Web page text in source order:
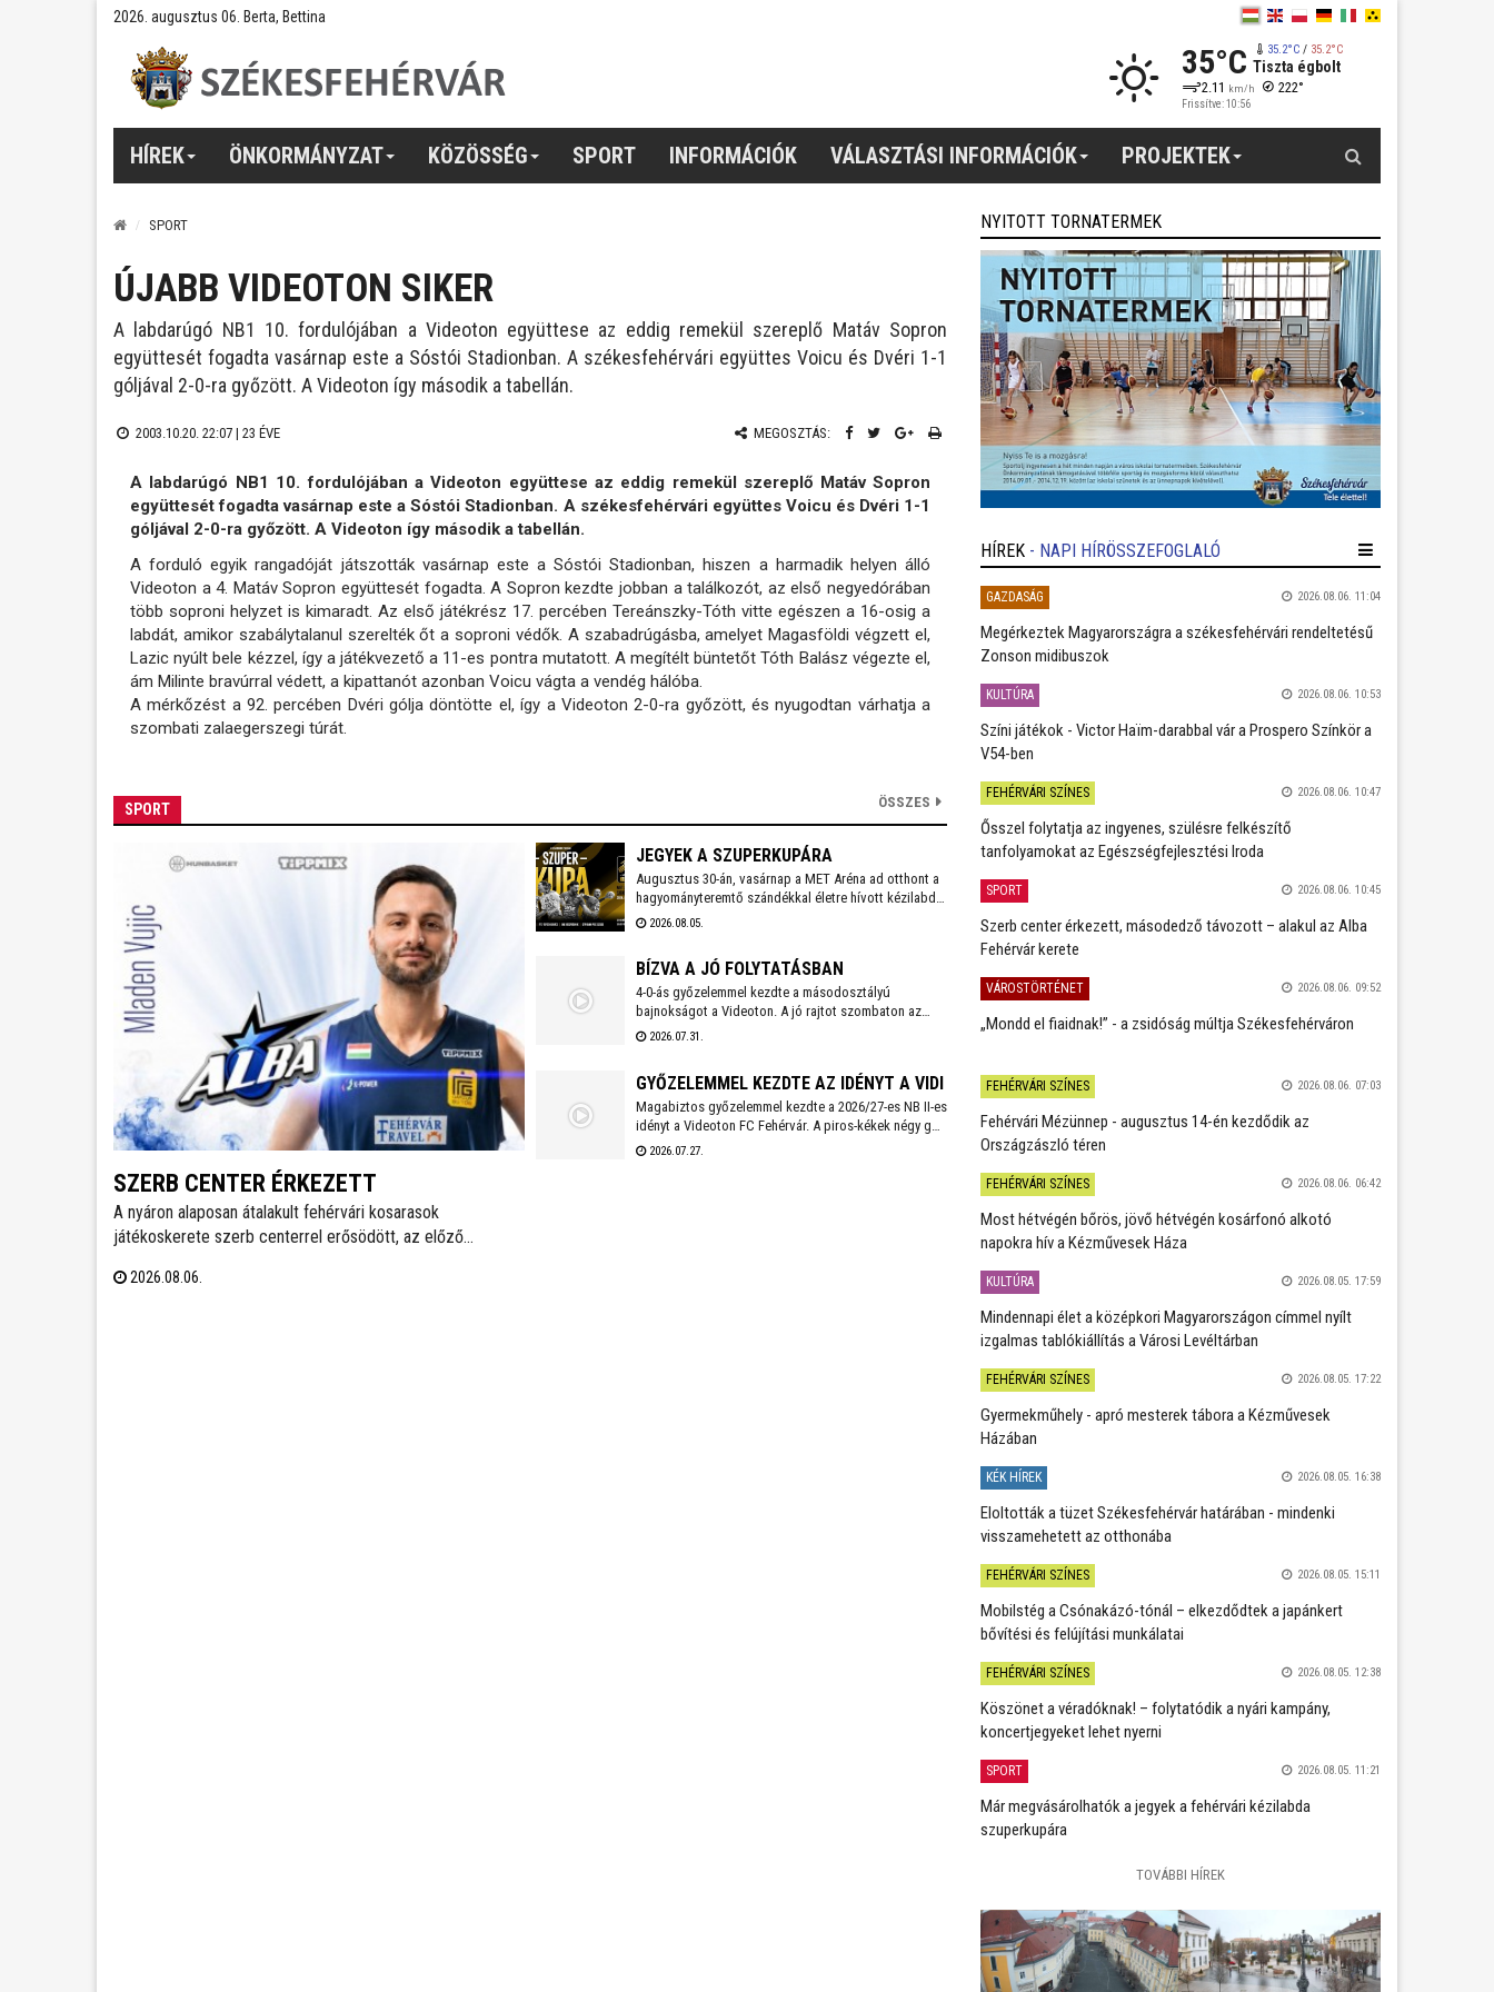
2026. augusztus 06. Berta, Bettina
35°C 35.2°C/ 35.2°C
Tiszta égbolt
2.11 km/h 222°
Frissítve: 10:56
HÍREK ÖNKORMÁNYZAT KÖZÖSSÉG SPORT INFORMÁCIÓK VÁLASZTÁSI INFORMÁCIÓK PROJEKTEK
SPORT
ÚJABB VIDEOTON SIKER
A labdarúgó NB1 10. fordulójában a Videoton együttese az eddig remekül szereplő Matáv Sopron
együttesét fogadta vasárnap este a Sóstói Stadionban. A székesfehérvári együttes Voicu és Dvéri 1-1
góljával 2-0-ra győzött. A Videoton így második a tabellán.
2003.10.20. 22:07 | 23 ÉVE MEGOSZTÁS:
A labdarúgó NB1 10. fordulójában a Videoton együttese az eddig remekül szereplő Matáv Sopron
együttesét fogadta vasárnap este a Sóstói Stadionban. A székesfehérvári együttes Voicu és Dvéri 1-1
góljával 2-0-ra győzött. A Videoton így második a tabellán.
A forduló egyik rangadóját játszották vasárnap este a Sóstói Stadionban, hiszen a harmadik helyen álló
Videoton a 4. Matáv Sopron együttesét fogadta. A Sopron kezdte jobban a találkozót, az első negyedórában
több soproni helyzet is kimaradt. Az első játékrész 17. percében Tereánszky-Tóth vitte egészen a 16-osig a
labdát, amikor szabálytalanul szerelték őt a soproni védők. A szabadrúgásba, amelyet Magasföldi végzett el,
Lazic nyúlt bele kézzel, így a játékvezető a 11-es pontra mutatott. A megítélt büntetőt Tóth Balász végezte el,
ám Milinte bravúrral védett, a kipattanót azonban Voicu vágta a vendég hálóba.
A mérkőzést a 92. percében Dvéri gólja döntötte el, így a Videoton 2-0-ra győzött, és nyugodtan várhatja a
szombati zalaegerszegi túrát.
SPORT ÖSSZES
SZERB CENTER ÉRKEZETT
A nyáron alaposan átalakult fehérvári kosarasok
játékoskerete szerb centerrel erősödött, az előző
Vujics érkezik a királyok városába. A klub egy év után
2026.08.06.
JEGYEK A SZUPERKUPÁRA
Augusztus 30-án, vasárnap a MET Aréna ad otthont a
hagyományteremtő szándékkal életre hívott kézilabda
szuperkupának. A hölgyeknél a Győri Audi ETO és a
felvonultató kézilabdaünnepre jegyek már kaphatók!
2026.08.05.
BÍZVA A JÓ FOLYTATÁSBAN
4-0-ás győzelemmel kezdte a másodosztályú
bajnokságot a Videoton. A jó rajtot szombaton az
első idegenbeli mérkőzés követi, a tavaly még NB I-es
2026.07.31.
GYŐZELEMMEL KEZDTE AZ IDÉNYT A VIDI
Magabiztos győzelemmel kezdte a 2026/27-es NB II-es
idényt a Videoton FC Fehérvár. A piros-kékek négy gólt
szerezve, kapott találat nélkül múlták felül a tavalyi
2026.07.27.
NYITOTT TORNATERMEK
HÍREK - NAPI HÍRÖSSZEFOGLALÓ
GAZDASÁG 2026.08.06. 11:04
Megérkeztek Magyarországra a székesfehérvári rendeltetésű
Zonson midibuszok
KULTÚRA 2026.08.06. 10:53
Színi játékok - Victor Haïm-darabbal vár a Prospero Színkör a
V54-ben
FEHÉRVÁRI SZÍNES 2026.08.06. 10:47
Ősszel folytatja az ingyenes, szülésre felkészítő
tanfolyamokat az Egészségfejlesztési Iroda
SPORT 2026.08.06. 10:45
Szerb center érkezett, másodedző távozott – alakul az Alba
Fehérvár kerete
VÁROSTÖRTÉNET 2026.08.06. 09:52
„Mondd el fiaidnak!” - a zsidóság múltja Székesfehérváron
FEHÉRVÁRI SZÍNES 2026.08.06. 07:03
Fehérvári Mézünnep - augusztus 14-én kezdődik az
Országzászló téren
FEHÉRVÁRI SZÍNES 2026.08.06. 06:42
Most hétvégén bőrös, jövő hétvégén kosárfonó alkotó
napokra hív a Kézművesek Háza
KULTÚRA 2026.08.05. 17:59
Mindennapi élet a középkori Magyarországon címmel nyílt
izgalmas tablókiállítás a Városi Levéltárban
FEHÉRVÁRI SZÍNES 2026.08.05. 17:22
Gyermekműhely - apró mesterek tábora a Kézművesek
Házában
KÉK HÍREK 2026.08.05. 16:38
Eloltották a tüzet Székesfehérvár határában - mindenki
visszamehetett az otthonába
FEHÉRVÁRI SZÍNES 2026.08.05. 15:11
Mobilstég a Csónakázó-tónál – elkezdődtek a japánkert
bővítési és felújítási munkálatai
FEHÉRVÁRI SZÍNES 2026.08.05. 12:38
Köszönet a véradóknak! – folytatódik a nyári kampány,
koncertjegyeket lehet nyerni
SPORT 2026.08.05. 11:21
Már megvásárolhatók a jegyek a fehérvári kézilabda
szuperkupára
TOVÁBBI HÍREK